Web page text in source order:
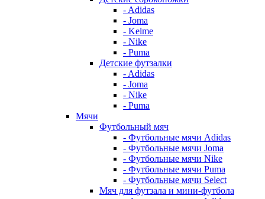
- Adidas
- Joma
- Kelme
- Nike
- Puma
Детские футзалки
- Adidas
- Joma
- Nike
- Puma
Мячи
Футбольный мяч
- Футбольные мячи Adidas
- Футбольные мячи Joma
- Футбольные мячи Nike
- Футбольные мячи Puma
- Футбольные мячи Select
Мяч для футзала и мини-футбола